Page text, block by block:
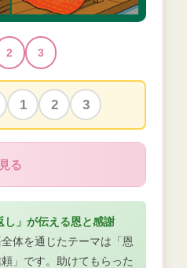
2 3
1 2 3
る
し」が伝える恩と感謝
体を通じたテーマは「恩
」です。助けてもらった